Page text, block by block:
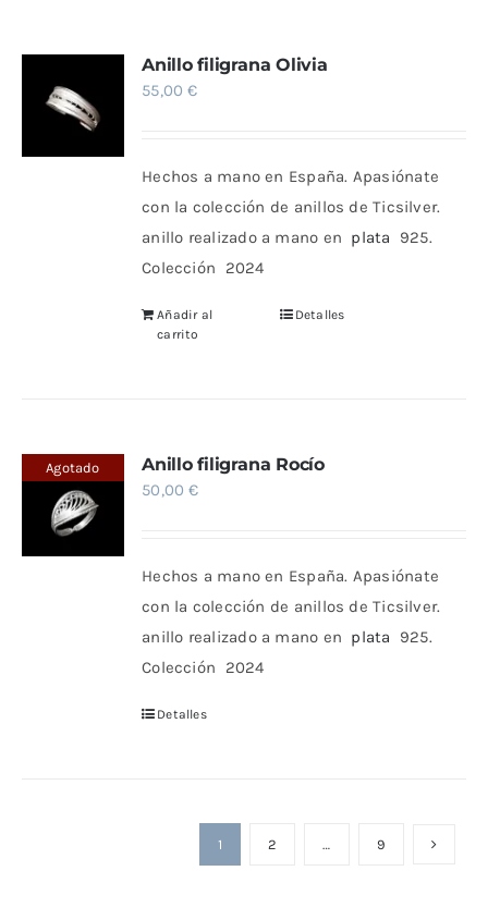
Anillo filigrana Olivia
55,00€
Hechos a mano en España. Apasiónate
con la colección de anillos de Ticsilver.
anillo realizado a mano en plata 925.
Colección 2024
Añadir al
carrito
Detalles
Agotado Anillo filigrana Rocío
50,00€
Hechos a mano en España. Apasiónate
con la colección de anillos de Ticsilver.
anillo realizado a mano en plata 925.
Colección 2024
Detalles
1 2 … 9